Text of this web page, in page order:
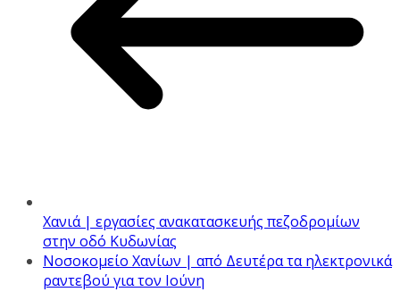
Χανιά | εργασίες ανακατασκευής πεζοδρομίων
στην οδό Κυδωνίας
Νοσοκομείο Χανίων | από Δευτέρα τα ηλεκτρονικά
ραντεβού για τον Ιούνη